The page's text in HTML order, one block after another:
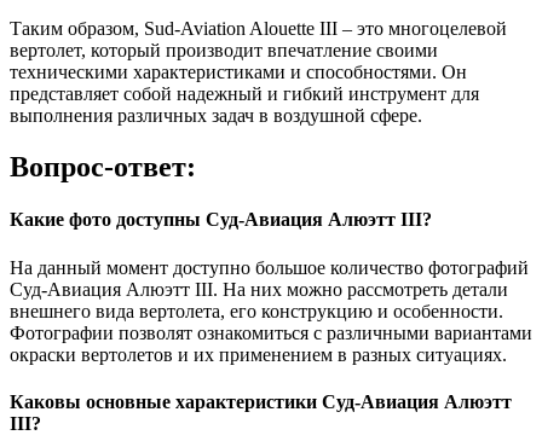
Таким образом, Sud-Aviation Alouette III – это многоцелевой
вертолет, который производит впечатление своими
техническими характеристиками и способностями. Он
представляет собой надежный и гибкий инструмент для
выполнения различных задач в воздушной сфере.
Вопрос-ответ:
Какие фото доступны Суд-Авиация Алюэтт III?
На данный момент доступно большое количество фотографий
Суд-Авиация Алюэтт III. На них можно рассмотреть детали
внешнего вида вертолета, его конструкцию и особенности.
Фотографии позволят ознакомиться с различными вариантами
окраски вертолетов и их применением в разных ситуациях.
Каковы основные характеристики Суд-Авиация Алюэтт
III?